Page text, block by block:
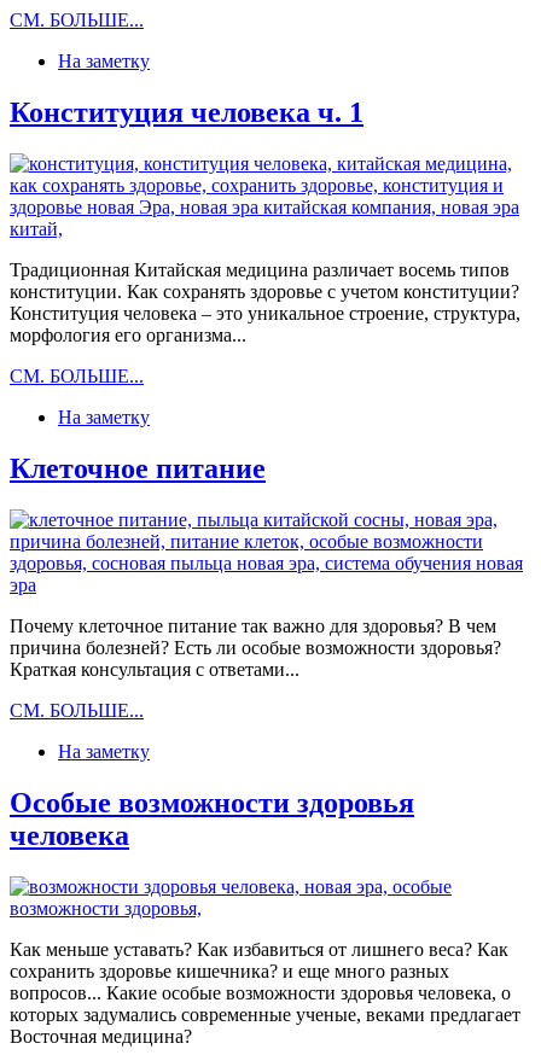
СМ. БОЛЬШЕ...
от
и
токсинов,
1
На заметку
Конституция человека ч. 1
Традиционная Китайская медицина различает восемь типов
конституции. Как сохранять здоровье с учетом конституции?
Конституция человека – это уникальное строение, структура,
морфология его организма...
СМ. БОЛЬШЕ...
ч.
На заметку
Клеточное питание
Почему клеточное питание так важно для здоровья? В чем
причина болезней? Есть ли особые возможности здоровья?
Краткая консультация с ответами...
СМ. БОЛЬШЕ...
На заметку
Особые возможности здоровья
человека
Как меньше уставать? Как избавиться от лишнего веса? Как
сохранить здоровье кишечника? и еще много разных
вопросов... Какие особые возможности здоровья человека, о
которых задумались современные ученые, веками предлагает
Восточная медицина?